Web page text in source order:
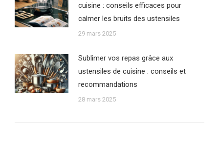
cuisine : conseils efficaces pour
calmer les bruits des ustensiles
29 mars 2025
Sublimer vos repas grâce aux
ustensiles de cuisine : conseils et
recommandations
28 mars 2025